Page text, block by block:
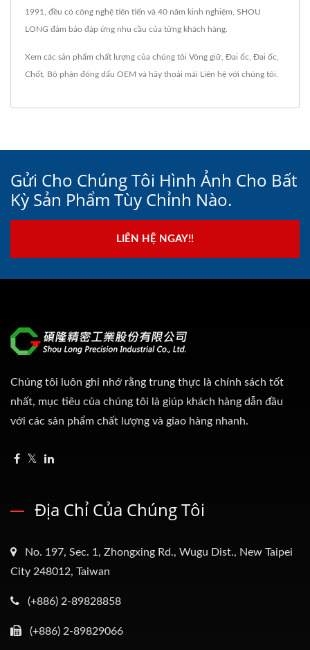
1991, đều có công nghệ tiên tiến và 40 năm kinh nghiệm, SHOU
LONG đảm bảo đáp ứng nhu cầu của từng khách hàng.
Xem các sản phẩm chất lượng của chúng tôi Vòng giữ Đai ốc Đai ốc
Chốt Bộ phận đóng dấu OEM và hãy thoải mái Liên hệ với chúng tôi
Gửi Cho Chúng Tôi Hình Ảnh Cho Bất
Kỳ Sản Phẩm Tùy Chỉnh Nào.
LIÊN HỆ NGAY!!
Chúng tôi luôn ghi nhớ rằng trung thực là chính sách tốt
nhất, mục tiêu của chúng tôi là giúp khách hàng dẫn đầu
với các sản phẩm chất lượng và giao hàng nhanh.
Địa Chỉ Của Chúng Tôi
No. 197, Sec. 1, Zhongxing Rd., Wugu Dist., New Taipei
City 248012, Taiwan
(+886) 2-89828858
(+886) 2-89829066